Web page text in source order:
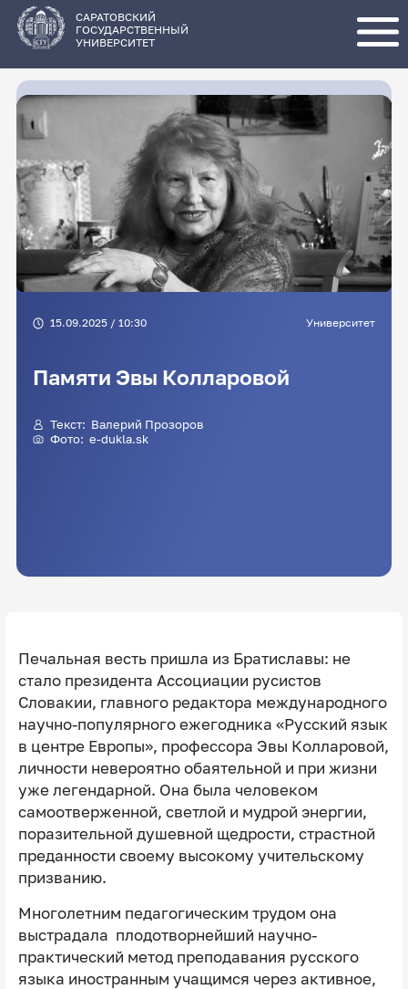
основному
содержанию
САРАТОВСКИЙ
ГОСУДАРСТВЕННЫЙ
УНИВЕРСИТЕТ
15.09.2025 / 10:30 Университет
Памяти Эвы Колларовой
Текст: Валерий Прозоров
Фото: e-dukla.sk
Печальная весть пришла из Братиславы: не
стало президента Ассоциации русистов
Словакии, главного редактора международного
научно-популярного ежегодника «Русский язык
в центре Европы», профессора Эвы Колларовой,
личности невероятно обаятельной и при жизни
уже легендарной. Она была человеком
самоотверженной, светлой и мудрой энергии,
поразительной душевной щедрости, страстной
преданности своему высокому учительскому
призванию.
Многолетним педагогическим трудом она
выстрадала плодотворнейший научно-
практический метод преподавания русского
языка иностранным учащимся через активное,